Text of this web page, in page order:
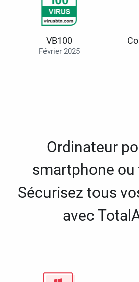
VB100
Février 2025
Ordinateur
smartphone
Sécurisez tous
avec